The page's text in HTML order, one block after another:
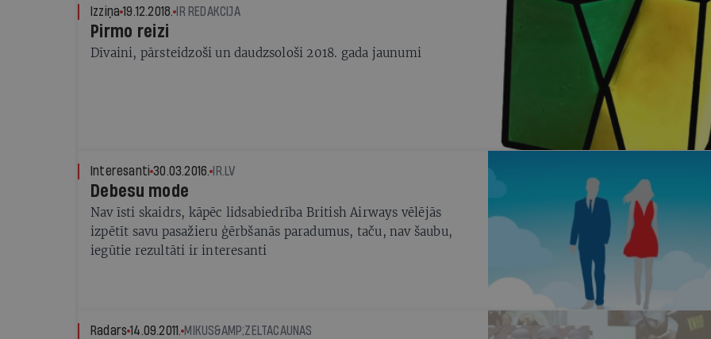
Izziņa 19.12.2018. IR REDAKCIJA
Pirmo reizi
Dīvaini, pārsteidzoši un daudzsološi 2018. gada jaunumi
Interesanti 30.03.2016. IR.LV
Debesu mode
Nav īsti skaidrs, kāpēc lidsabiedrība British Airways vēlējās
izpētīt savu pasažieru ģērbšanās paradumus, taču, nav šaubu,
iegūtie rezultāti ir interesanti
Radars 14.09.2011. MIKUS&AMP;ZELTACAUNAS